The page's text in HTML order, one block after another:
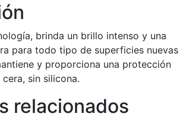
brinda un brillo intenso y una
para todo tipo de superficies nuevas
y proporciona una protección
sin silicona.
relacionados